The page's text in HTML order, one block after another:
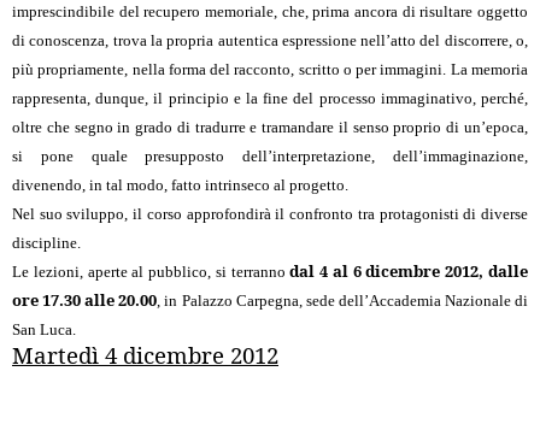
imprescindibile del recupero memoriale, che, prima ancora di risultare oggetto
di conoscenza, trova la propria autentica espressione nell’atto del discorrere, o,
più propriamente, nella forma del racconto, scritto o per immagini. La memoria
rappresenta, dunque, il principio e la fine del processo immaginativo, perché,
oltre che segno in grado di tradurre e tramandare il senso proprio di un’epoca,
si pone quale presupposto dell’interpretazione, dell’immaginazione,
divenendo, in tal modo, fatto intrinseco al progetto.
Nel suo sviluppo, il corso approfondirà il confronto tra protagonisti di diverse
discipline.
Le lezioni, aperte al pubblico, si terrannodal 4 al 6 dicembre 2012, dalle
ore 17.30 alle 20.00 , in Palazzo Carpegna, sede dell’Accademia Nazionale di
San Luca.
Martedì 4 dicembre 2012